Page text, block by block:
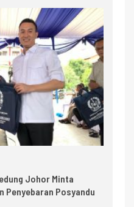
Johor Minta
Posyandu